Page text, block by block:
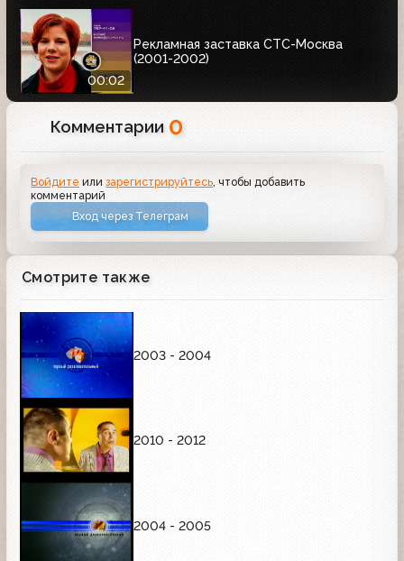
00:02
Рекламная заставка СТС-Москва
(2001-2002)
Комментарии 0
Войдите илизарегистрируйтесь , чтобы добавить
комментарий
Вход через Телеграм
Смотрите также
2003 - 2004
2010 - 2012
2004 - 2005